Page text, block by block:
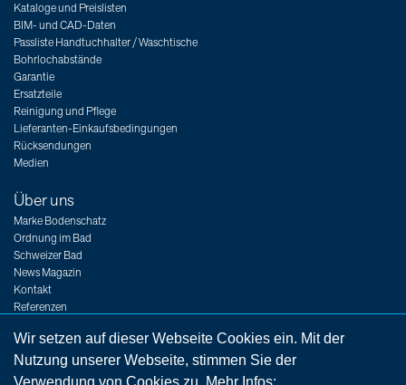
Kataloge und Preislisten
BIM- und CAD-Daten
Passliste Handtuchhalter / Waschtische
Bohrlochabstände
Garantie
Ersatzteile
Reinigung und Pflege
Lieferanten-Einkaufsbedingungen
Rücksendungen
Medien
Über uns
Marke Bodenschatz
Ordnung im Bad
Schweizer Bad
News Magazin
Kontakt
Referenzen
Jobs
Wir setzen auf dieser Webseite Cookies ein. Mit der
Nutzung unserer Webseite, stimmen Sie der
Verwendung von Cookies zu. Mehr Infos: